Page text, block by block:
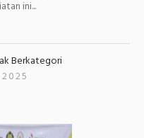
ini...
Berkategori